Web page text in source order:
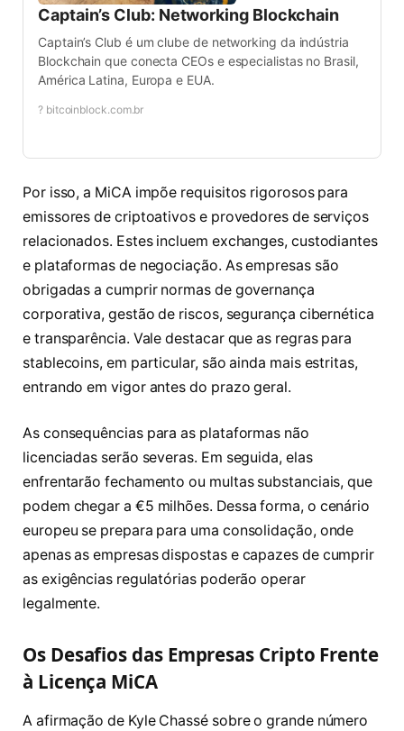
Captain’s Club: Networking Blockchain
Captain’s Club é um clube de networking da indústria
Blockchain que conecta CEOs e especialistas no Brasil,
América Latina, Europa e EUA.
? bitcoinblock.com.br
Por isso, a MiCA impõe requisitos rigorosos para
emissores de criptoativos e provedores de serviços
relacionados. Estes incluem exchanges, custodiantes
e plataformas de negociação. As empresas são
obrigadas a cumprir normas de governança
corporativa, gestão de riscos, segurança cibernética
e transparência. Vale destacar que as regras para
stablecoins, em particular, são ainda mais estritas,
entrando em vigor antes do prazo geral.
As consequências para as plataformas não
licenciadas serão severas. Em seguida, elas
enfrentarão fechamento ou multas substanciais, que
podem chegar a €5 milhões. Dessa forma, o cenário
europeu se prepara para uma consolidação, onde
apenas as empresas dispostas e capazes de cumprir
as exigências regulatórias poderão operar
legalmente.
Os Desafios das Empresas Cripto Frente
à Licença MiCA
A afirmação de Kyle Chassé sobre o grande número